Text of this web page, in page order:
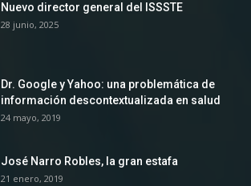
Nuevo director general del ISSSTE
28 junio, 2025
Dr. Google y Yahoo: una problemática de
información descontextualizada en salud
24 mayo, 2019
José Narro Robles, la gran estafa
21 enero, 2019